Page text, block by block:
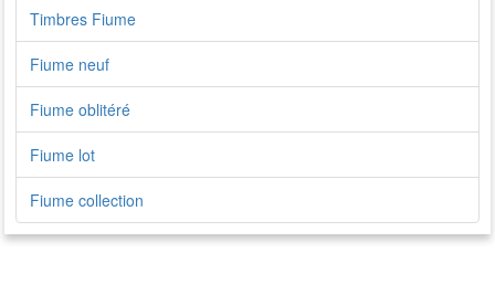
Timbres Fiume
Fiume neuf
Fiume oblitéré
Fiume lot
Fiume collection